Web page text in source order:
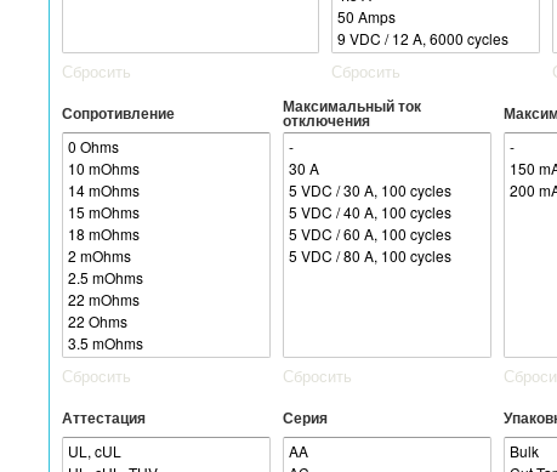
Сбросить Сбросить
Сопротивление
Сбросить
Максимальный ток
отключения
Сбросить
Аттестация Серия